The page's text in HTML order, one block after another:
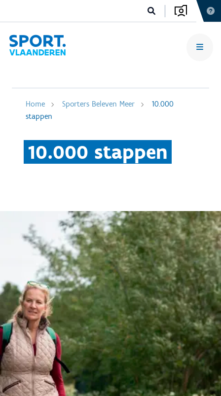
Home Sporters Beleven Meer
10.000
stappen
10.000 stappen